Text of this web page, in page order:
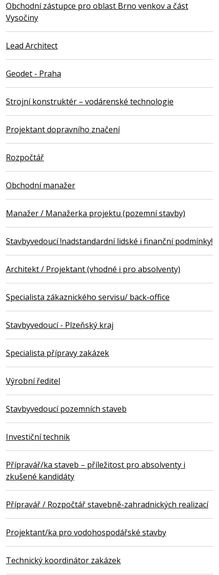
Obchodní zástupce pro oblast Brno venkov a část
Vysočiny
Lead Architect
Geodet - Praha
Strojní konstruktér – vodárenské technologie
Projektant dopravního značení
Rozpočtář
Obchodní manažer
Manažer / Manažerka projektu (pozemní stavby)
Stavbyvedoucí !nadstandardní lidské i finanční podmínky!
Architekt / Projektant (vhodné i pro absolventy)
Specialista zákaznického servisu/ back-office
Stavbyvedoucí - Plzeňský kraj
Specialista přípravy zakázek
Výrobní ředitel
Stavbyvedoucí pozemních staveb
Investiční technik
Přípravář/ka staveb – příležitost pro absolventy i
zkušené kandidáty
Přípravář / Rozpočtář stavebně-zahradnických realizací
Projektant/ka pro vodohospodářské stavby
Technický koordinátor zakázek